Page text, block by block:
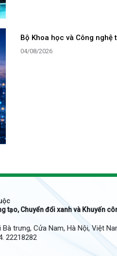
Bộ Khoa học và Công
04/08/2026
tạo, Chuyển đổi xanh và Khuyến
Bà trưng, Cửa Nam, Hà Nội, Việt
22218282